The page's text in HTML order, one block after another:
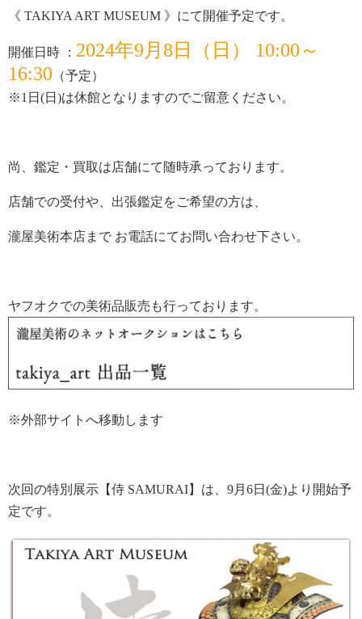
《 TAKIYA ART MUSEUM 》にて開催予定です。
開催日時 ： 2024年9月8日（日） 10:00～
16:30 （予定）
※1日(日)は休館となりますのでご留意ください。
尚、鑑定・買取は店舗にて随時承っております。
店舗での受付や、出張鑑定をご希望の方は、
瀧屋美術本店まで お電話にてお問い合わせ下さい。
ヤフオクでの美術品販売も行っております。
※外部サイトへ移動します
次回の特別展示【侍 SAMURAI】は、9月6日(金)より開始予
定です。